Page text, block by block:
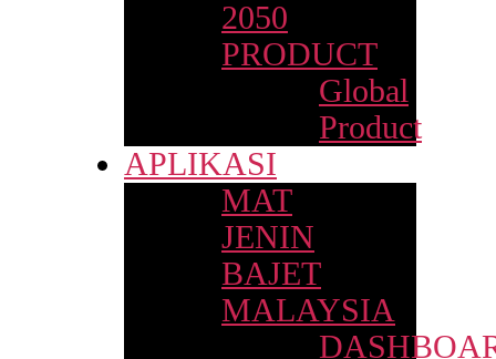
2050
PRODUCT
Global
Product
APLIKASI
MAT
JENIN
BAJET
MALAYSIA